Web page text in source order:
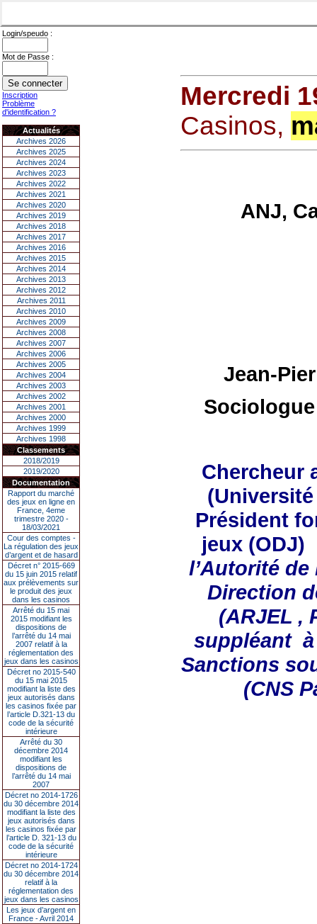
Login/speudo :
Mot de Passe :
Inscription
Problème
d'identification ?
Actualités
Archives 2026
Archives 2025
Archives 2024
Archives 2023
Archives 2022
Archives 2021
Archives 2020
Archives 2019
Archives 2018
Archives 2017
Archives 2016
Archives 2015
Archives 2014
Archives 2013
Archives 2012
Archives 2011
Archives 2010
Archives 2009
Archives 2008
Archives 2007
Archives 2006
Archives 2005
Archives 2004
Archives 2003
Archives 2002
Archives 2001
Archives 2000
Archives 1999
Archives 1998
Classements
2018/2019
2019/2020
Documentation
Rapport du marché
des jeux en ligne en
France, 4eme
trimestre 2020 -
18/03/2021
Cour des comptes -
La régulation des jeux
d’argent et de hasard
Décret n° 2015-669
du 15 juin 2015 relatif
aux prélèvements sur
le produit des jeux
dans les casinos
Arrêté du 15 mai
2015 modifiant les
dispositions de
l’arrêté du 14 mai
2007 relatif à la
réglementation des
jeux dans les casinos
Décret no 2015-540
du 15 mai 2015
modifiant la liste des
jeux autorisés dans
les casinos fixée par
l’article D.321-13 du
code de la sécurité
intérieure
Arrêté du 30
décembre 2014
modifiant les
dispositions de
l’arrêté du 14 mai
2007
Décret no 2014-1726
du 30 décembre 2014
modifiant la liste des
jeux autorisés dans
les casinos fixée par
l’article D. 321-13 du
code de la sécurité
intérieure
Décret no 2014-1724
du 30 décembre 2014
relatif à la
réglementation des
jeux dans les casinos
Les jeux d’argent en
France - Avril 2014
Mercredi
Casinos,
ANJ,
Jean-
Sociologue
Chercheur
Président
jeux (ODJ)
l’Autorité
Direction
(ARJEL ,
suppléant à
Sanctions
(CNS